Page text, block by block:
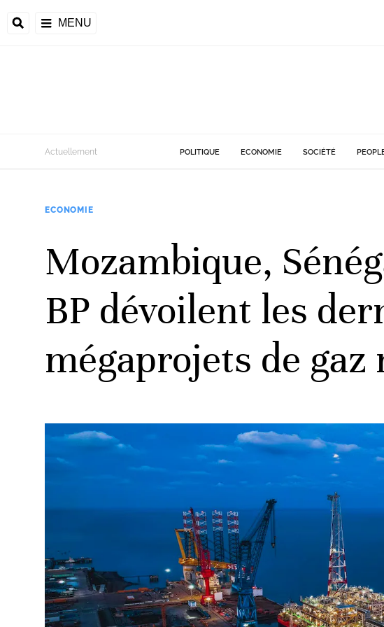
MENU
Actuellement POLITIQUE ECONOMIE SOCIÉTÉ
ECONOMIE
Mozambique,
BP dévoilent les
mégaprojets de